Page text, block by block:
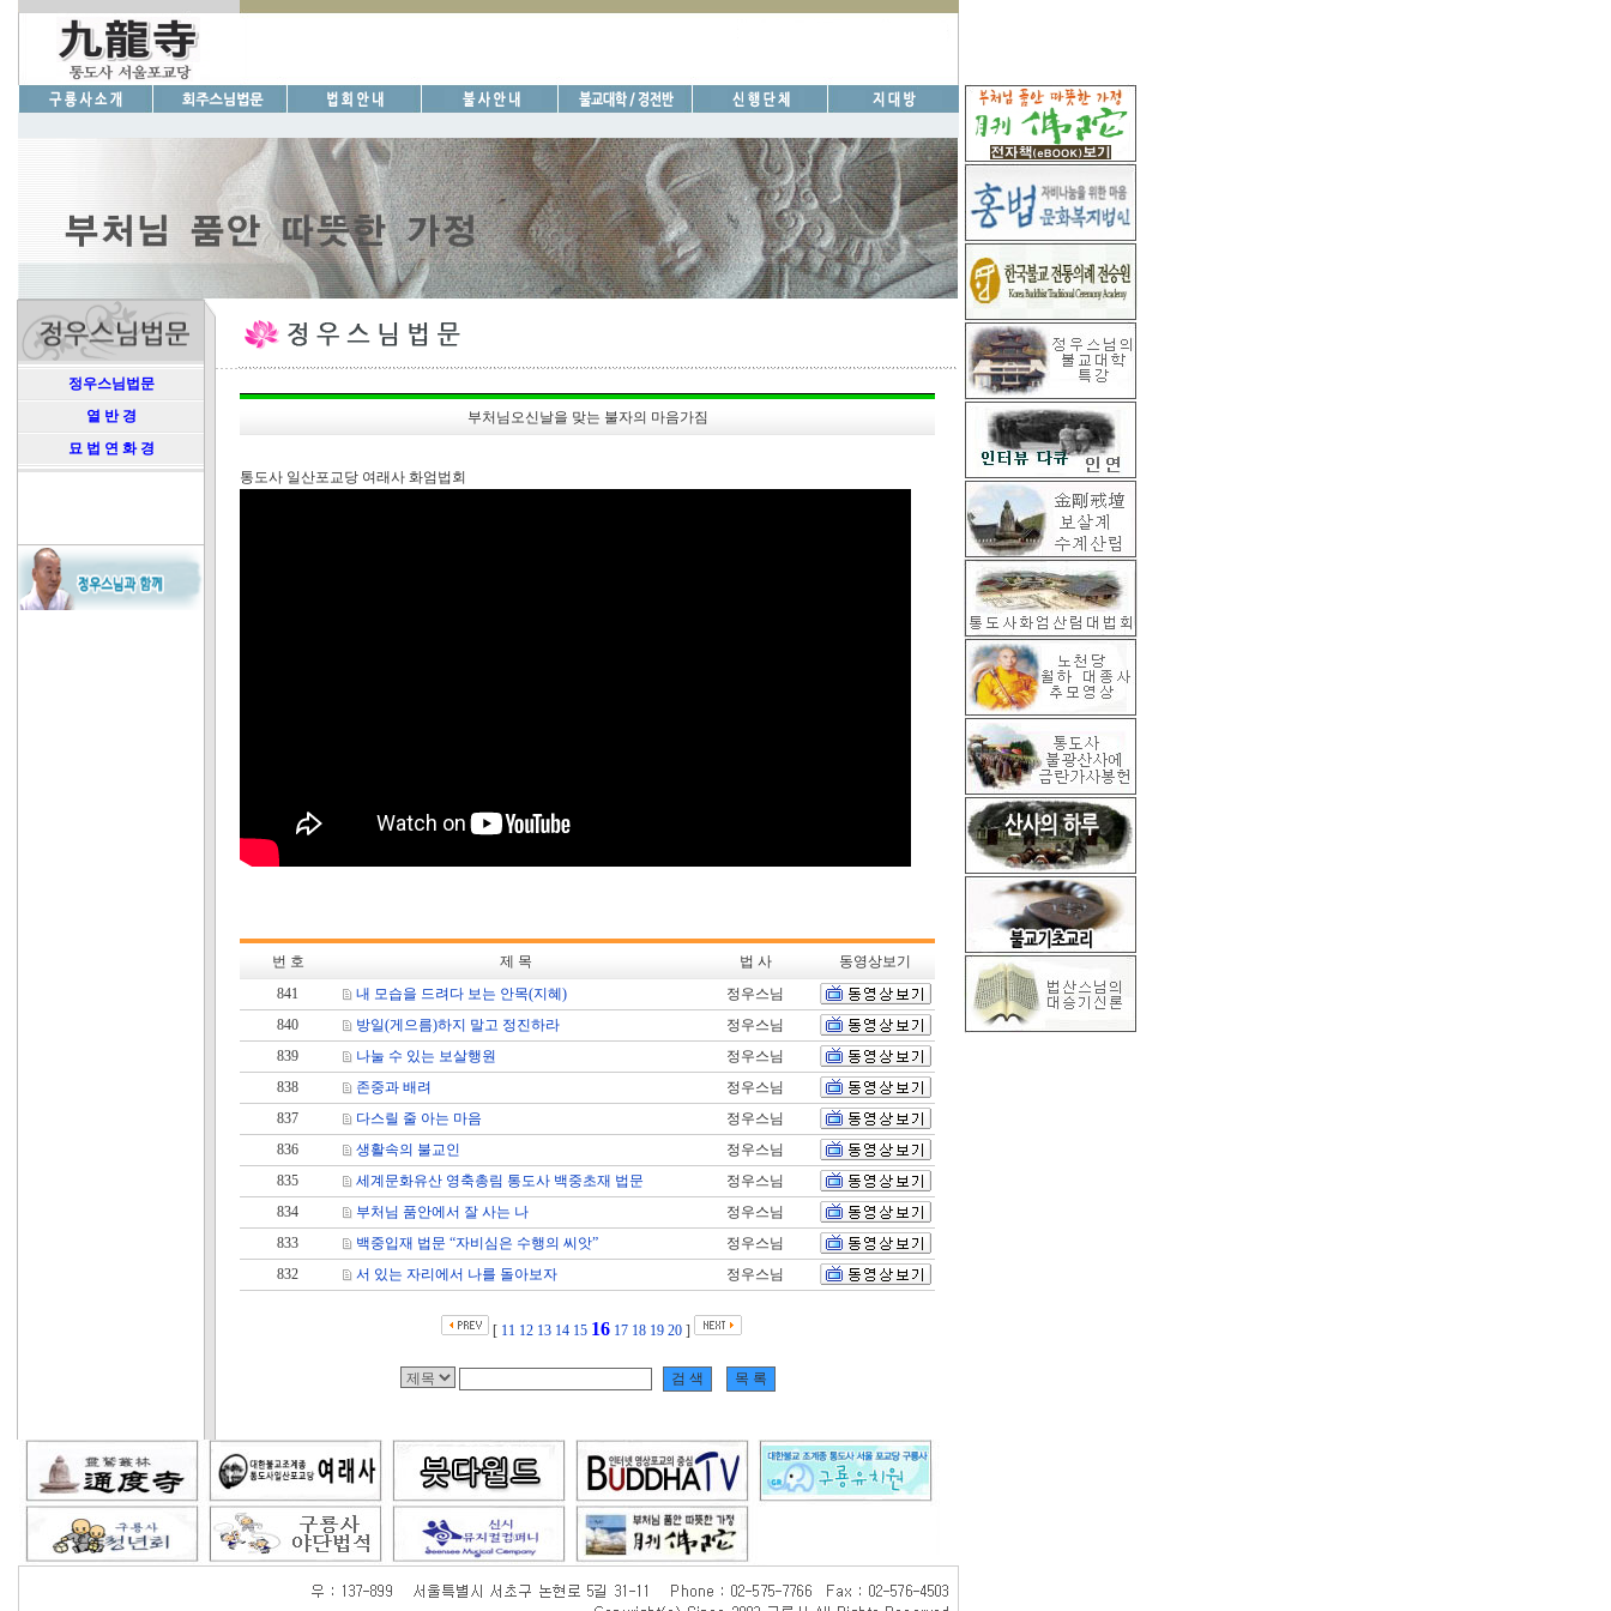
정우스님법문
열 반 경
묘 법 연 화 경
부처님오신날을 맞는 불자의 마음가짐
통도사 일산포교당 여래사 화엄법회
번 호 제 목 법 사
동영상보기
841
내 모습을 드려다 보는 안목(지혜)
정우스님
840
방일(게으름)하지 말고 정진하라
정우스님
839
나눌 수 있는 보살행원
정우스님
838
존중과 배려
정우스님
837
다스릴 줄 아는 마음
정우스님
836
생활속의 불교인
정우스님
835
세계문화유산 영축총림 통도사 백중초재 법문
정우스님
834
부처님 품안에서 잘 사는 나
정우스님
833
백중입재 법문 “자비심은 수행의 씨앗”
정우스님
832
서 있는 자리에서 나를 돌아보자 정우스님
[ 11 12 13 14 15 16 17 18 19 20]